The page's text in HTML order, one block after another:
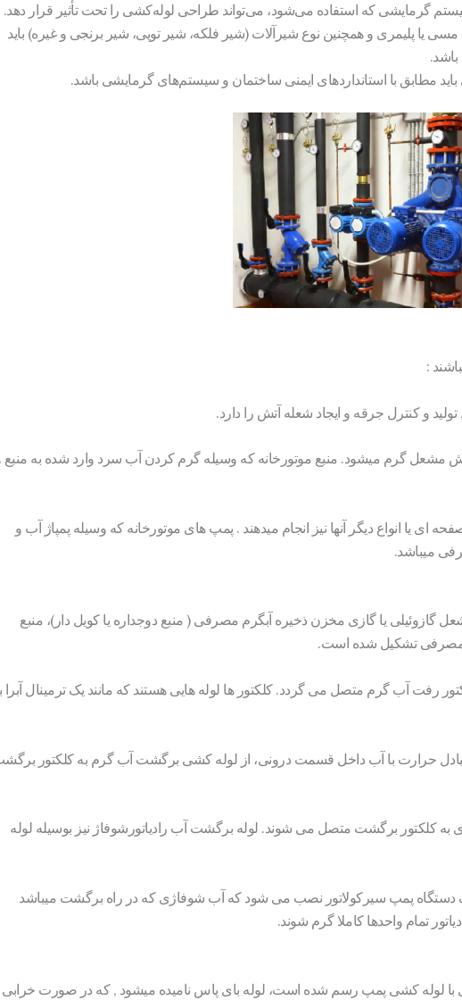
گرمایشی که استفاده می‌شود، می‌تواند طراحی لوله‌کشی را تحت تأثیر قرار دهد.
مسی یا پلیمری و همچنین نوع شیرآلات (شیر فلکه، شیر توپی، شیر برنجی و غیره) باید
باشد.
مطابق با استانداردهای ایمنی ساختمان و سیستم‌های گرمایشی باشد.
:
و کنترل جرقه و ایجاد شعله آتش را دارد.
آتش مشعل گرم میشود. منبع موتورخانه که وسیله گرم کردن آب سرد وارد شده به منبع
ای یا انواع دیگر آنها نیز انجام میدهند . پمپ های موتورخانه که وسیله پمپاژ آب و
میباشد.
گازوئیلی یا گازی مخزن ذخیره آبگرم مصرفی ( منبع دوجداره یا کویل دار)، منبع
مصرفی تشکیل شده است.
رفت آب گرم متصل می گردد. کلکتور ها لوله هایی هستند که مانند یک ترمینال آبرا
حرارت با آب داخل قسمت درونی، از لوله کشی برگشت آب گرم به کلکتور
به کلکتور برگشت متصل می شوند. لوله برگشت آب رادیاتورشوفاژ نیز بوسیله لوله
دستگاه پمپ سیرکولاتور نصب می شود که آب شوفاژی که در راه برگشت میباشد
تمام واحدها کاملا گرم شوند.
با لوله کشی پمپ رسم شده است، لوله بای پاس نامیده میشود , که در صورت خرابی